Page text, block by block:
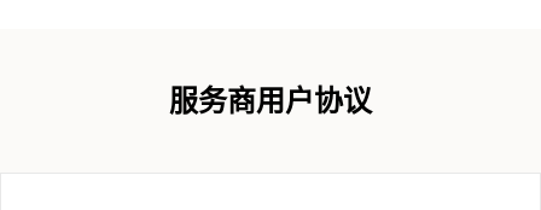
服务商用户协议